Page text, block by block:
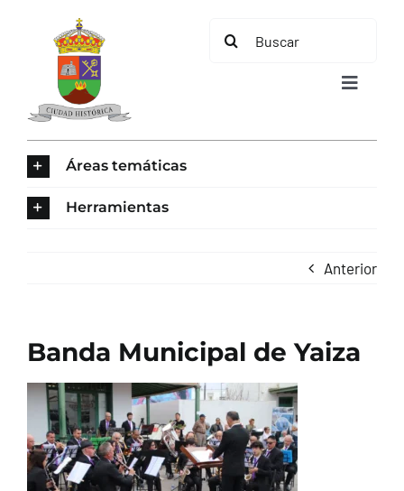
contenido
Buscar:
Toggle
CONTACTO
Áreas temáticas
Herramientas
Anterior
Banda Municipal de Yaiza